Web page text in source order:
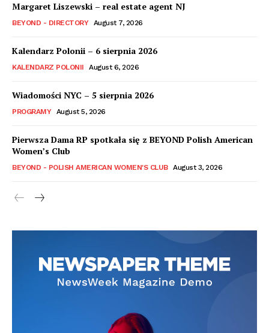
Margaret Liszewski – real estate agent NJ
BEYOND - DIRECTORY August 7, 2026
Kalendarz Polonii – 6 sierpnia 2026
KALENDARZ POLONII August 6, 2026
Wiadomości NYC – 5 sierpnia 2026
PROGRAMY August 5, 2026
Pierwsza Dama RP spotkała się z BEYOND Polish American
Women’s Club
BEYOND - POLISH AMERICAN WOMEN'S CLUB August 3, 2026